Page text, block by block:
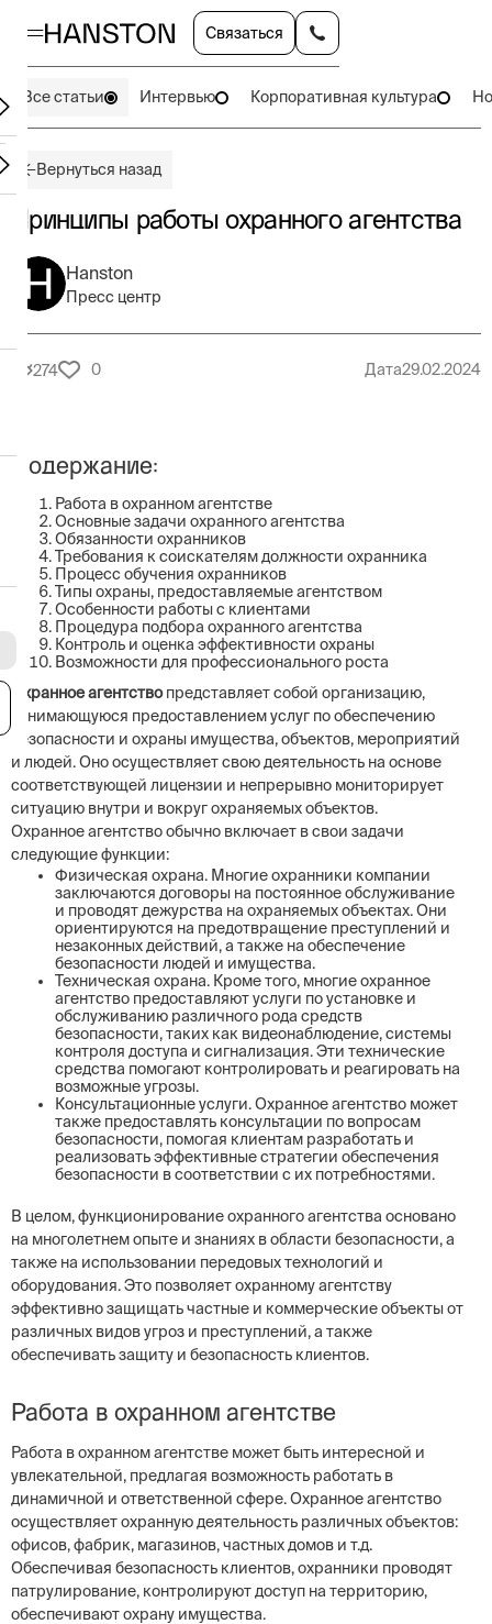
Связаться
Все статьи Интервью Корпоративная культура
Вернуться назад
Принципы работы охранного агентства
Hanston
Пресс центр
274 0 Дата29.02.2024
Содержание:
Работа в охранном агентстве
Основные задачи охранного агентства
Обязанности охранников
Требования к соискателям должности охранника
Процесс обучения охранников
Типы охраны, предоставляемые агентством
Особенности работы с клиентами
Процедура подбора охранного агентства
Контроль и оценка эффективности охраны
Возможности для профессионального роста
Охранное агентствопредставляет собой организацию,
занимающуюся предоставлением услуг по обеспечению
безопасности и охраны имущества, объектов, мероприятий
и людей. Оно осуществляет свою деятельность на основе
соответствующей лицензии и непрерывно мониторирует
ситуацию внутри и вокруг охраняемых объектов.
Охранное агентство обычно включает в свои задачи
следующие функции:
Физическая охрана. Многие охранники компании
заключаются договоры на постоянное обслуживание
и проводят дежурства на охраняемых объектах. Они
ориентируются на предотвращение преступлений и
незаконных действий, а также на обеспечение
безопасности людей и имущества.
Техническая охрана. Кроме того, многие охранное
агентство предоставляют услуги по установке и
обслуживанию различного рода средств
безопасности, таких как видеонаблюдение, системы
контроля доступа и сигнализация. Эти технические
средства помогают контролировать и реагировать на
возможные угрозы.
Консультационные услуги. Охранное агентство может
также предоставлять консультации по вопросам
безопасности, помогая клиентам разработать и
реализовать эффективные стратегии обеспечения
безопасности в соответствии с их потребностями.
В целом, функционирование охранного агентства основано
на многолетнем опыте и знаниях в области безопасности, а
также на использовании передовых технологий и
оборудования. Это позволяет охранному агентству
эффективно защищать частные и коммерческие объекты от
различных видов угроз и преступлений, а также
обеспечивать защиту и безопасность клиентов.
Работа в охранном агентстве
Работа в охранном агентстве может быть интересной и
увлекательной, предлагая возможность работать в
динамичной и ответственной сфере. Охранное агентство
осуществляет охранную деятельность различных объектов:
офисов, фабрик, магазинов, частных домов и т.д.
Обеспечивая безопасность клиентов, охранники проводят
патрулирование, контролируют доступ на территорию,
обеспечивают охрану имущества.